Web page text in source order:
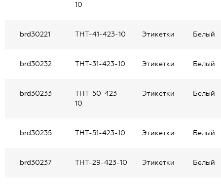
10
brd30221 THT-41-423-10 Этикетки Белый
brd30232 THT-31-423-10 Этикетки Белый
brd30233
THT-50-423-
10
Этикетки Белый
brd30235 THT-51-423-10 Этикетки Белый
brd30237 THT-29-423-10 Этикетки Белый